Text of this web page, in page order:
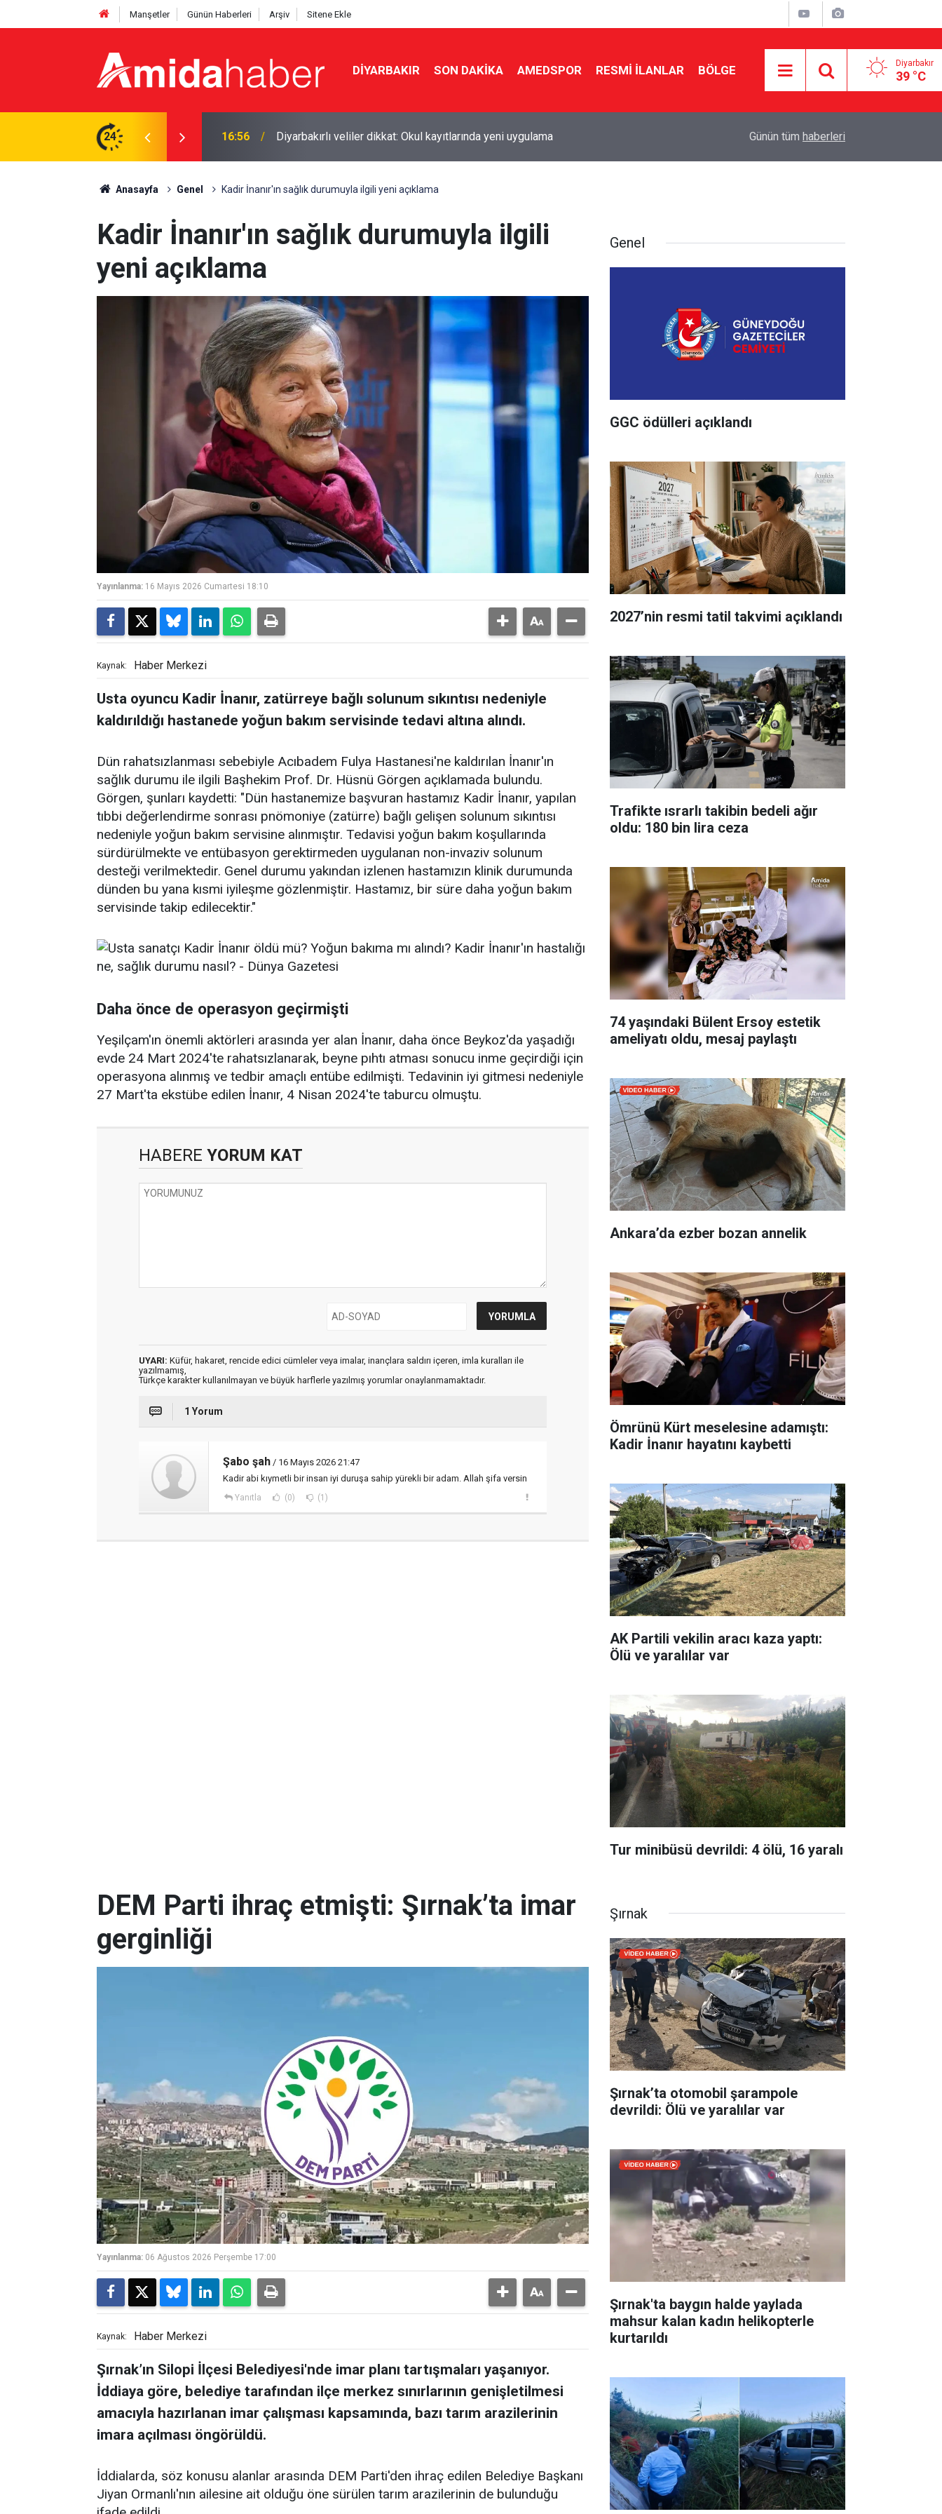
Manşetler Günün Haberleri Arşiv Sitene Ekle
DIYARBAKIR SON DAKIKA AMEDSPOR RESMI İLANLAR BÖLGE Diyarbakır
39 °C
24
yeni uygulama 16:29 Diyarbakır’da polisten kaçan 6 şüpheliden 2’si tutuklandı Amedspor’un Diyarbakır’a dönüş tarihi belli oldu
Günün tüm haberleri
Anasayfa Genel Kadir İnanır'ın sağlık durumuyla ilgili yeni açıklama
Kadir İnanır'ın sağlık durumuyla ilgili
yeni açıklama
Yayınlanma: 16 Mayıs 2026 Cumartesi 18:10
Kaynak: Haber Merkezi
Usta oyuncu Kadir İnanır, zatürreye bağlı solunum sıkıntısı nedeniyle
kaldırıldığı hastanede yoğun bakım servisinde tedavi altına alındı.
Dün rahatsızlanması sebebiyle Acıbadem Fulya Hastanesi'ne kaldırılan İnanır'ın
sağlık durumu ile ilgili Başhekim Prof. Dr. Hüsnü Görgen açıklamada bulundu.
Görgen, şunları kaydetti: "Dün hastanemize başvuran hastamız Kadir İnanır, yapılan
tıbbi değerlendirme sonrası pnömoniye (zatürre) bağlı gelişen solunum sıkıntısı
nedeniyle yoğun bakım servisine alınmıştır. Tedavisi yoğun bakım koşullarında
sürdürülmekte ve entübasyon gerektirmeden uygulanan non-invaziv solunum
desteği verilmektedir. Genel durumu yakından izlenen hastamızın klinik durumunda
dünden bu yana kısmi iyileşme gözlenmiştir. Hastamız, bir süre daha yoğun bakım
servisinde takip edilecektir."
Daha önce de operasyon geçirmişti
Yeşilçam'ın önemli aktörleri arasında yer alan İnanır, daha önce Beykoz'da yaşadığı
evde 24 Mart 2024'te rahatsızlanarak, beyne pıhtı atması sonucu inme geçirdiği için
operasyona alınmış ve tedbir amaçlı entübe edilmişti. Tedavinin iyi gitmesi nedeniyle
27 Mart'ta ekstübe edilen İnanır, 4 Nisan 2024'te taburcu olmuştu.
HABERE YORUM KAT
UYARI: Küfür, hakaret, rencide edici cümleler veya imalar, inançlara saldırı içeren, imla kuralları ile
yazılmamış,
Türkçe karakter kullanılmayan ve büyük harflerle yazılmış yorumlar onaylanmamaktadır.
1 Yorum
Şabo şah / 16 Mayıs 2026 21:47
Kadir abi kıymetli bir insan iyi duruşa sahip yürekli bir adam. Allah şifa versin
Yanıtla (0) (1)
Genel
GGC ödülleri açıklandı
2027’nin resmi tatil takvimi açıklandı
Trafikte ısrarlı takibin bedeli ağır
oldu: 180 bin lira ceza
74 yaşındaki Bülent Ersoy estetik
ameliyatı oldu, mesaj paylaştı
Ankara’da ezber bozan annelik
Ömrünü Kürt meselesine adamıştı:
Kadir İnanır hayatını kaybetti
AK Partili vekilin aracı kaza yaptı:
Ölü ve yaralılar var
Tur minibüsü devrildi: 4 ölü, 16 yaralı
DEM Parti ihraç etmişti: Şırnak’ta imar
gerginliği
Yayınlanma: 06 Ağustos 2026 Perşembe 17:00
Kaynak: Haber Merkezi
Şırnak’ın Silopi İlçesi Belediyesi'nde imar planı tartışmaları yaşanıyor.
İddiaya göre, belediye tarafından ilçe merkez sınırlarının genişletilmesi
amacıyla hazırlanan imar çalışması kapsamında, bazı tarım arazilerinin
imara açılması öngörüldü.
İddialarda, söz konusu alanlar arasında DEM Parti'den ihraç edilen Belediye Başkanı
Jiyan Ormanlı'nın ailesine ait olduğu öne sürülen tarım arazilerinin de bulunduğu
Şırnak
Şırnak’ta otomobil şarampole
devrildi: Ölü ve yaralılar var
Şırnak'ta baygın halde yaylada
mahsur kalan kadın helikopterle
kurtarıldı